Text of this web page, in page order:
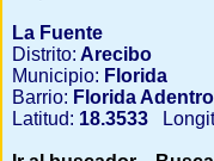
La Fuente
Distrito: Arecibo
Municipio: Florida
Barrio: Florida Adentro
Latitud: 18.3533